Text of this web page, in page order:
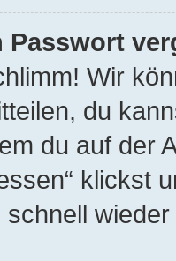
Passwort
Wir
du
du auf der
klickst